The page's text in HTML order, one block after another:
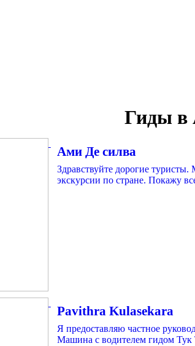
Гиды в
Ами Де силва
Здравствуйте дорогие
экскурсии по стране. Покажу
Pavithra Kulasekara
Я предоставляю частное
Машина с водителем гидом